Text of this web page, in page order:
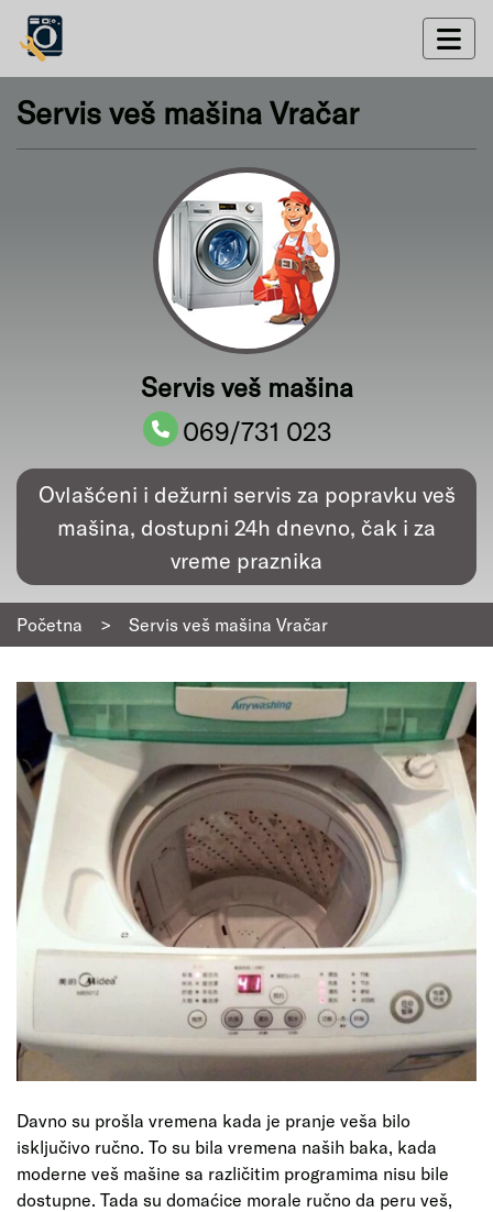
Servis veš mašina Vračar
Servis veš mašina
069/731 023
Ovlašćeni i dežurni servis za popravku veš
mašina, dostupni 24h dnevno, čak i za
vreme praznika
Početna > Servis veš mašina Vračar
Davno su prošla vremena kada je pranje veša bilo
isključivo ručno. To su bila vremena naših baka, kada
moderne veš mašine sa različitim programima nisu bile
dostupne. Tada su domaćice morale ručno da peru veš,